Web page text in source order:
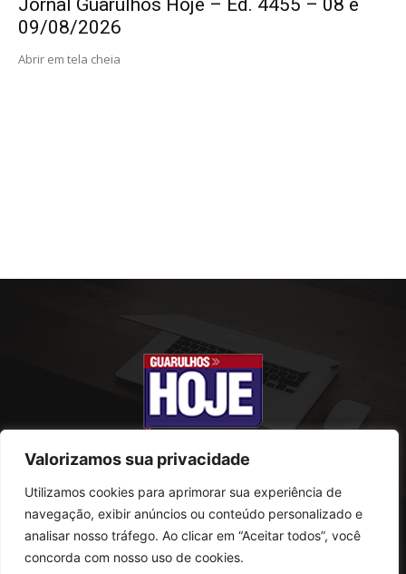
Valorizamos sua privacidade
Utilizamos cookies para aprimorar sua experiência de
navegação, exibir anúncios ou conteúdo personalizado e
analisar nosso tráfego. Ao clicar em “Aceitar todos”, você
concorda com nosso uso de cookies.
Jornal Guarulhos Hoje – Ed. 4455 – 08 e
09/08/2026
Abrir em tela cheia
SOBRE NÓS
Rua Conselheiro Antonio Prado, 121